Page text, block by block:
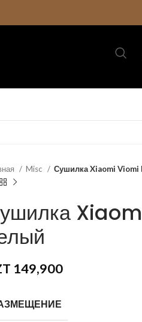
Misc Сушилка Xiaomi Viomi
149,900